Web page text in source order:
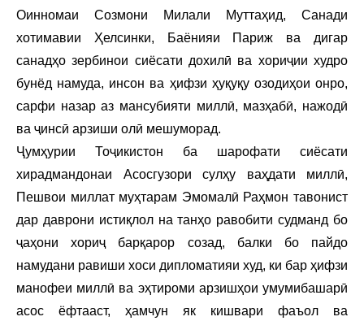
Оинномаи Созмони Милали Муттаҳид, Санади
хотимавии Ҳелсинки, Баёнияи Париж ва дигар
санадҳо зербинои сиёсати дохилӣ ва хориҷии худро
бунёд намуда, инсон ва ҳифзи ҳуқуқу озодиҳои онро,
сарфи назар аз мансубияти миллӣ, мазҳабӣ, нажодӣ
ва ҷинсӣ арзиши олӣ мешуморад.
Ҷумҳурии Тоҷикистон ба шарофати сиёсати
хирадмандонаи Асосгузори сулҳу ваҳдати миллӣ,
Пешвои миллат муҳтарам Эмомалӣ Раҳмон тавонист
дар даврони истиқлол на танҳо равобити судманд бо
ҷаҳони хориҷ барқарор созад, балки бо пайдо
намудани равиши хоси дипломатияи худ, ки бар ҳифзи
манофеи миллӣ ва эҳтироми арзишҳои умумибашарӣ
асос ёфтааст, ҳамчун як кишвари фаъол ва